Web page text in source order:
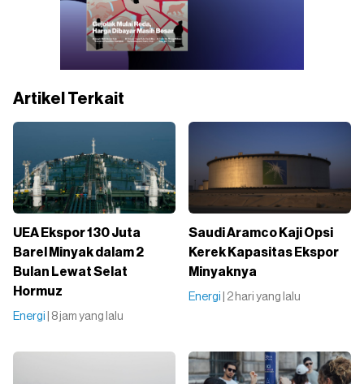
Artikel Terkait
UEA Ekspor 130 Juta
Barel Minyak dalam 2
Bulan Lewat Selat
Hormuz
Energi | 8 jam yang lalu
Saudi Aramco Kaji Opsi
Kerek Kapasitas Ekspor
Minyaknya
Energi | 2 hari yang lalu